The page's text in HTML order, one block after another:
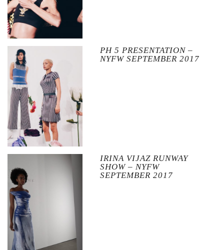
PH 5 PRESENTATION –
NYFW SEPTEMBER 2017
IRINA VIJAZ RUNWAY
SHOW – NYFW
SEPTEMBER 2017